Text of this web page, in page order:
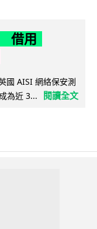
借用
國 AISI 網絡保安測
為近 3...
閱讀全文